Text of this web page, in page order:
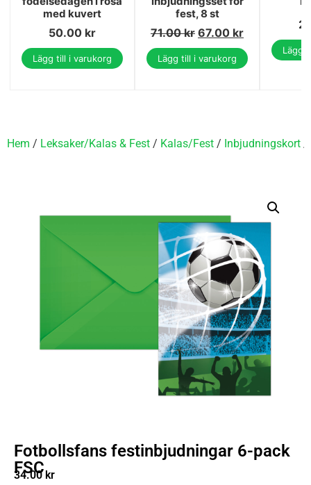
med kuvert
50.00 kr
Lägg till i varukorg
fest, 8 st
71.00kr 67.00 kr
Lägg till i varukorg
Lägg
Hem / Leksaker/Kalas & Fest / Kalas/Fest / Inbjudningskort /
Fotbollsfans festinbjudningar 6-pack
FSC
34.00kr